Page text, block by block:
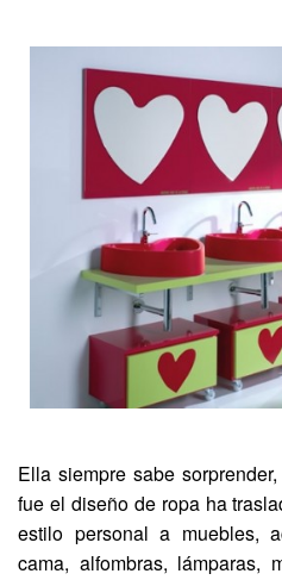
Ella siempre sabe
fue el diseño de ropa ha
estilo personal a muebles,
cama, alfombras, lámparas,